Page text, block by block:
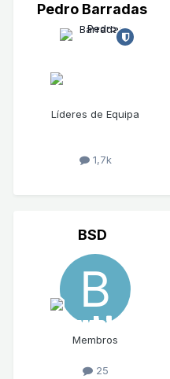
Pedro Barradas
Líderes de Equipa
1,7k
BSD
Membros
25